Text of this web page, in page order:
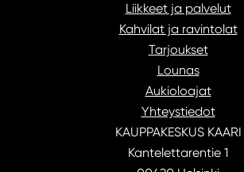
Liikkeet ja palvelut
Kahvilat ja ravintolat
Tarjoukset
Lounas
Aukioloajat
Yhteystiedot
KAUPPAKESKUS KAARI
Kantelettarentie 1